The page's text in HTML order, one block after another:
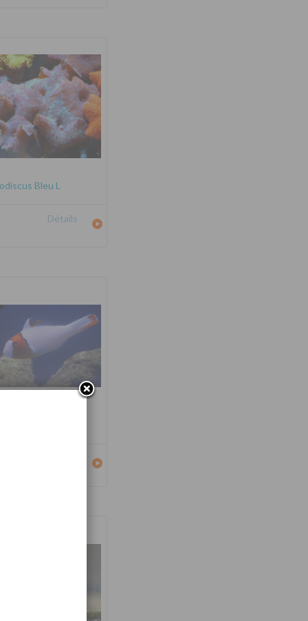
Bleu L
Détails